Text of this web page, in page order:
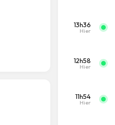
13h36
Hier
12h58
Hier
11h54
Hier